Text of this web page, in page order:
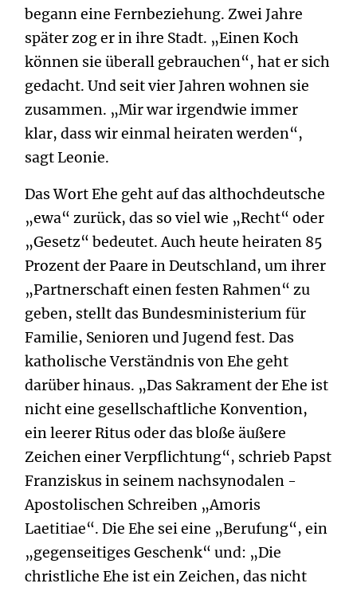
begann eine Fernbeziehung. Zwei Jahre
später zog er in ihre Stadt. „Einen Koch
können sie überall gebrauchen“, hat er sich
gedacht. Und seit vier Jahren wohnen sie
zusammen. „Mir war irgendwie immer
klar, dass wir einmal heiraten werden“,
sagt Leonie.
Das Wort Ehe geht auf das althochdeutsche
„ewa“ zurück, das so viel wie „Recht“ oder
„Gesetz“ bedeutet. Auch heute heiraten 85
Prozent der Paare in Deutschland, um ihrer
„Partnerschaft einen festen Rahmen“ zu
geben, stellt das Bundesministerium für
Familie, Senioren und Jugend fest. Das
katholische Verständnis von Ehe geht
darüber hinaus. „Das Sakrament der Ehe ist
nicht eine gesellschaftliche Konvention,
ein leerer Ritus oder das bloße äußere
Zeichen einer Verpflichtung“, schrieb Papst
Franziskus in seinem nachsynodalen ­
Apostolischen Schreiben „Amoris
Laetitiae“. Die Ehe sei eine „Berufung“, ein
„gegenseitiges Geschenk“ und: „Die
christliche Ehe ist ein Zeichen, das nicht